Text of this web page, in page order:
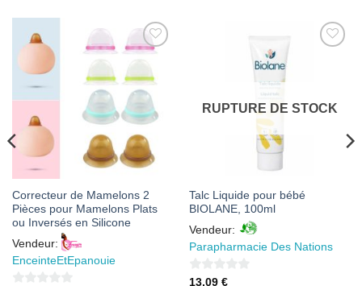
À MES
FAVORIS
Correcteur de Mamelons 2
Pièces pour Mamelons Plats
ou Inversés en Silicone
Vendeur:
EnceinteEtEpanouie
RUPTURE DE STOCK
Talc Liquide pour bébé
BIOLANE, 100ml
Vendeur:
Parapharmacie Des Nations
0
13,09 €